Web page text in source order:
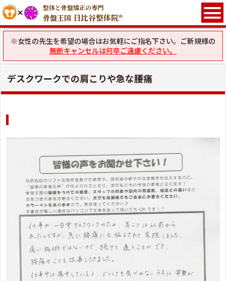
整体と骨盤矯正の専門
骨盤王国 日比谷整体院®
※女性の先生を希望の場合はお気軽にご指名下さい。ご新規様の
無断キャンセルは何卒ご遠慮ください。
デスクワークでの肩こりや急な腰痛